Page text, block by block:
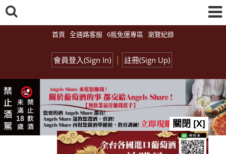
首頁 全通路客服 6瓶免運專區 瀏覽紀錄
會員登入(Sign In) | 註冊(Sign Up)
關閉 [X]